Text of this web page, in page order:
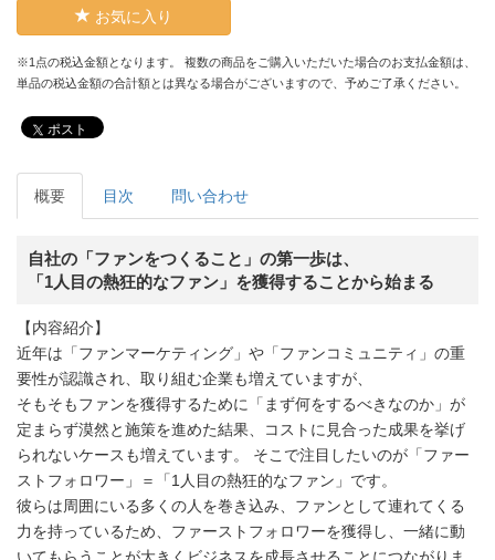
お気に入り
※1点の税込金額となります。 複数の商品をご購入いただいた場合のお支払金額は、
単品の税込金額の合計額とは異なる場合がございますので、予めご了承ください。
ポスト
概要 目次 問い合わせ
自社の「ファンをつくること」の第一歩は、
「1人目の熱狂的なファン」を獲得することから始まる
【内容紹介】
近年は「ファンマーケティング」や「ファンコミュニティ」の重
要性が認識され、取り組む企業も増えていますが、
そもそもファンを獲得するために「まず何をするべきなのか」が
定まらず漠然と施策を進めた結果、コストに見合った成果を挙げ
られないケースも増えています。 そこで注目したいのが「ファー
ストフォロワー」＝「1人目の熱狂的なファン」です。
彼らは周囲にいる多くの人を巻き込み、ファンとして連れてくる
力を持っているため、ファーストフォロワーを獲得し、一緒に動
いてもらうことが大きくビジネスを成長させることにつながりま